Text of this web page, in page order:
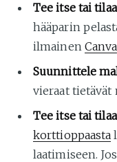
Tee itse tai
hääparin
ilmainen Canva
Suunnittele
vieraat tietävät
Tee itse tai
korttioppaasta
laatimiseen.